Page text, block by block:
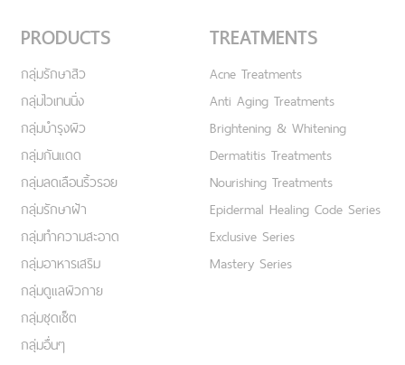
PRODUCTS
กลุ่มรักษาสิว
กลุ่มไวเทนนิ่ง
กลุ่มบำรุงผิว
กลุ่มกันแดด
กลุ่มลดเลือนริ้วรอย
กลุ่มรักษาฝ้า
กลุ่มทำความสะอาด
กลุ่มอาหารเสริม
กลุ่มดูแลผิวกาย
กลุ่มชุดเซ็ต
กลุ่มอื่นๆ
TREATMENTS
Acne Treatments
Anti Aging Treatments
Brightening & Whitening
Dermatitis Treatments
Nourishing Treatments
Epidermal Healing Code Series
Exclusive Series
Mastery Series